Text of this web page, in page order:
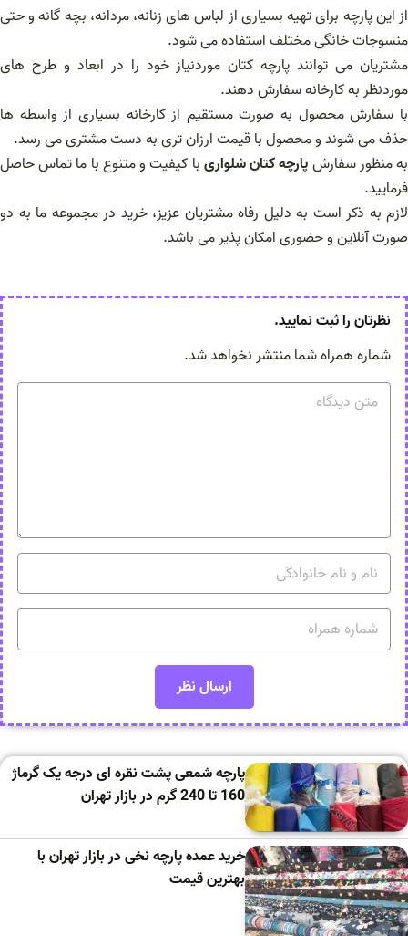
از این پارچه برای تهیه بسیاری از لباس های زنانه، مردانه، بچه گانه و حتی
منسوجات خانگی مختلف استفاده می شود.
مشتریان می توانند پارچه کتان موردنیاز خود را در ابعاد و طرح های
موردنظر به کارخانه سفارش دهند.
با سفارش محصول به صورت مستقیم از کارخانه بسیاری از واسطه ها
حذف می شوند و محصول با قیمت ارزان تری به دست مشتری می رسد.
به منظور سفارشپارچه کتان شلواریبا کیفیت و متنوع با ما تماس حاصل
فرمایید.
لازم به ذکر است به دلیل رفاه مشتریان عزیز، خرید در مجموعه ما به دو
صورت آنلاین و حضوری امکان پذیر می باشد.
نظرتان را ثبت نمایید.
شماره همراه شما منتشر نخواهد شد.
پارچه شمعی پشت نقره ای درجه یک گرماژ
160 تا 240 گرم در بازار تهران
خرید عمده پارچه نخی در بازار تهران با
بهترین قیمت